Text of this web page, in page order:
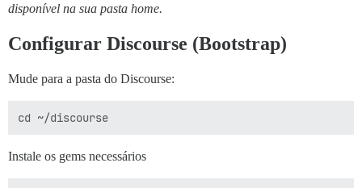
disponível na sua pasta home.
Configurar Discourse (Bootstrap)
Mude para a pasta do Discourse:
Instale os gems necessários